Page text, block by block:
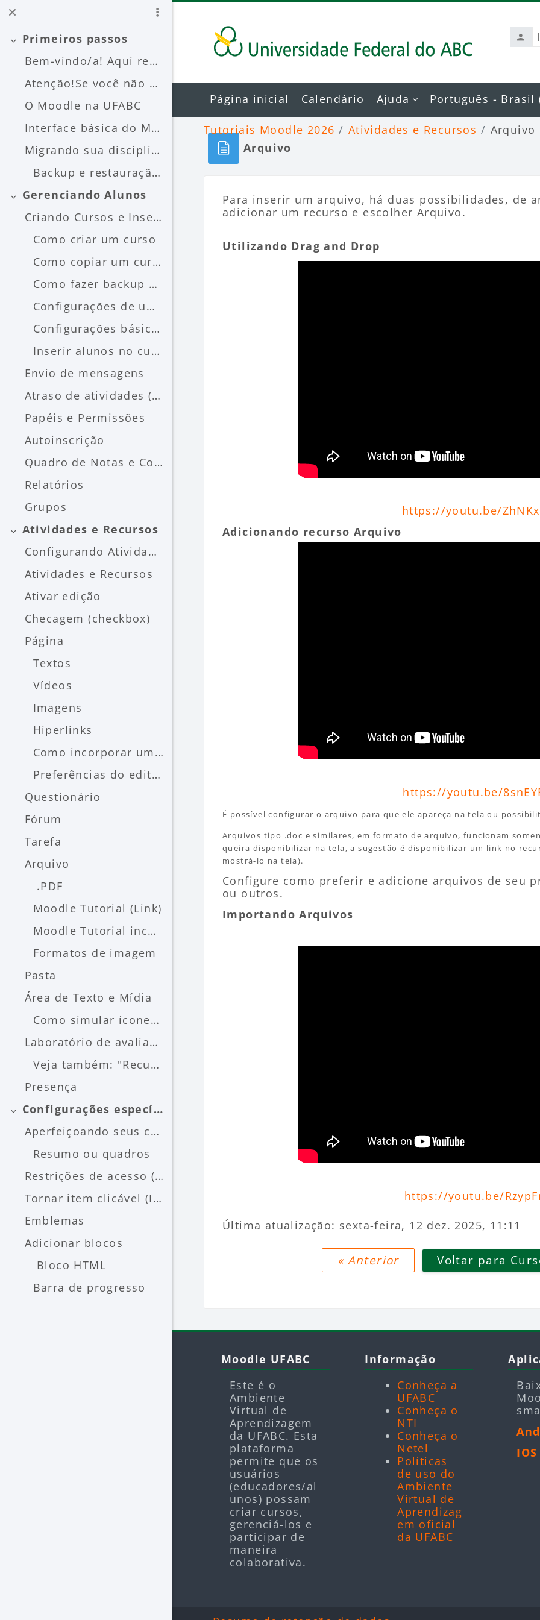
Ir para o conteúdo principal
Contrair
Primeiros passos
Bem-vindo/a! Aqui reunimos tutoriais sobre o Moodl...
Atenção!Se você não encontrar o que procura, pode ...
O Moodle na UFABC
Interface básica do Moodle
Migrando sua disciplina entre os Moodles Nesta seç...
Backup e restauração entre instâncias
Contrair
Gerenciando Alunos
Criando Cursos e Inserindo os Alunos Nesta seção v...
Como criar um curso
Como copiar um curso
Como fazer backup de um curso
Configurações de um curso
Configurações básicas de um curso (Geral)
Inserir alunos no curso
Envio de mensagens
Atraso de atividades (prorrogar data)
Papéis e Permissões
Autoinscrição
Quadro de Notas e Conceitos
Relatórios
Grupos
Contrair
Atividades e Recursos
Configurando Atividades e Recursos do curso Entend...
Atividades e Recursos
Ativar edição
Checagem (checkbox)
Página
Textos
Vídeos
Imagens
Hiperlinks
Como incorporar um site (embeded)
Preferências do editor de texto
Questionário
Fórum
Tarefa
Arquivo
.PDF
Moodle Tutorial (Link)
Moodle Tutorial incorporado
Formatos de imagem
Pasta
Área de Texto e Mídia
Como simular ícones do Moodle
Laboratório de avaliação
Veja também: "Recurso Laboratório de avaliação (professor) - LAE/FEAUSP"
Presença
Contrair
Configurações específicas
Aperfeiçoando seus conhecimentos Conheça um pouco ...
Resumo ou quadros
Restrições de acesso (condições)
Tornar item clicável (ImageMap)
Emblemas
Adicionar blocos
Bloco HTML
Barra de progresso
de
Página inicial Calendário Ajuda Português - Brasil
Tutoriais Moodle 2026 Atividades e Recursos
Arquivo
Arquivo
Para inserir um arquivo, há duas possibilidades, de
adicionar um recurso e escolher Arquivo.
Utilizando Drag and Drop
https://youtu.be/
Adicionando recurso Arquivo
https://youtu.be/
É possível configurar o arquivo para que ele apareça na tela ou
Arquivos tipo .doc e similares, em formato de arquivo, funcionam
queira disponibilizar na tela, a sugestão é disponibilizar um link no
mostrá-lo na tela).
Configure como preferir e adicione arquivos de seu
ou outros.
Importando Arquivos
https://youtu.be/
Última atualização: sexta-feira, 12 dez. 2025, 11:11
« Anterior Voltar para
Moodle UFABC
Este é o
Ambiente
Virtual de
Aprendizagem
da UFABC. Esta
plataforma
permite que os
usuários
(educadores/al
unos) possam
criar cursos,
gerenciá-los e
participar de
maneira
colaborativa.
Informação
Conheça a
UFABC
Conheça o
NTI
Conheça o
Netel
Políticas
de uso do
Ambiente
Virtual de
Aprendizag
em oficial
da UFABC
IOS